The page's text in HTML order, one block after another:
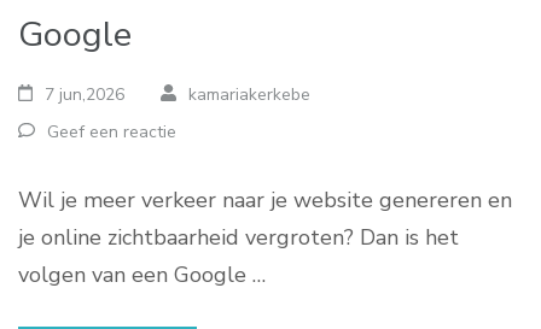
Google
7 jun,2026
kamariakerkebe
Geef een reactie
Wil je meer verkeer naar je website genereren en
je online zichtbaarheid vergroten? Dan is het
volgen van een Google …